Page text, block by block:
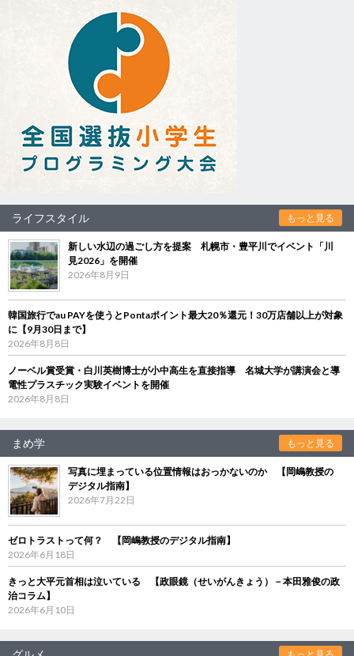
ライフスタイル もっと見る
新しい水辺の過ごし方を提案 札幌市・豊平川でイベント「川
見2026」を開催
2026年8月9日
韓国旅行でau PAYを使うとPontaポイント最大20％還元！30万店舗以上が対象
に【9月30日まで】
2026年8月8日
ノーベル賞受賞・白川英樹博士が小中高生を直接指導 名城大学が講演会と導
電性プラスチック実験イベントを開催
2026年8月8日
まめ学 もっと見る
写真に埋まっている位置情報はおっかないのか 【岡嶋教授の
デジタル指南】
2026年7月22日
ゼロトラストって何？ 【岡嶋教授のデジタル指南】
2026年6月18日
きっと大平元首相は泣いている 【政眼鏡（せいがんきょう）－本田雅俊の政
治コラム】
2026年6月10日